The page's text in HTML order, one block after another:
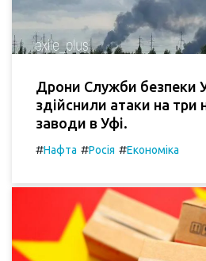
Дрони Служби безпеки
здійснили атаки на три
заводи в Уфі.
#Нафта #Росія #Економіка